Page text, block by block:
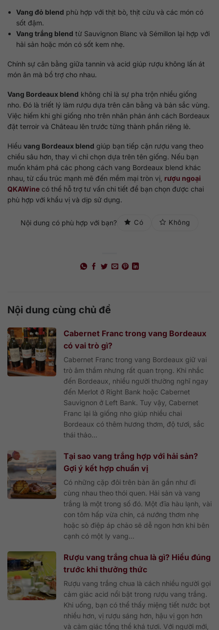
Vang đỏ blend phù hợp với thịt bò, thịt cừu và các món có
sốt đậm.
Vang trắng blend từ Sauvignon Blanc và Sémillon lại hợp với
hải sản hoặc món có sốt kem nhẹ.
Chính sự cân bằng giữa tannin và acid giúp rượu không lấn át
món ăn mà bổ trợ cho nhau.
Vang Bordeaux blend không chỉ là sự pha trộn nhiều giống
nho. Đó là triết lý làm rượu dựa trên cân bằng và bản sắc vùng.
Việc hiếm khi ghi giống nho trên nhãn phản ánh cách Bordeaux
đặt terroir và Château lên trước từng thành phần riêng lẻ.
Hiểu vang Bordeaux blend giúp bạn tiếp cận rượu vang theo
chiều sâu hơn, thay vì chỉ chọn dựa trên tên giống. Nếu bạn
muốn khám phá các phong cách vang Bordeaux blend khác
nhau, từ cấu trúc mạnh mẽ đến mềm mại tròn vị, rượu ngoại
QKAWine có thể hỗ trợ tư vấn chi tiết để bạn chọn được chai
phù hợp với khẩu vị và dịp sử dụng.
Nội dung có phù hợp với bạn? Có Không
Nội dung cùng chủ đề
Cabernet Franc trong vang Bordeaux
có vai trò gì?
Cabernet Franc trong vang Bordeaux giữ vai
trò âm thầm nhưng rất quan trọng. Khi nhắc
đến Bordeaux, nhiều người thường nghĩ ngay
đến Merlot ở Right Bank hoặc Cabernet
Sauvignon ở Left Bank. Tuy vậy, Cabernet
Franc lại là giống nho giúp nhiều chai
Bordeaux có thêm hương thơm, độ tươi, sắc
thái thảo...
Tại sao vang trắng hợp với hải sản?
Gợi ý kết hợp chuẩn vị
Có những cặp đôi trên bàn ăn gần như đi
cùng nhau theo thói quen. Hải sản và vang
trắng là một trong số đó. Một đĩa hàu lạnh, vài
con tôm hấp vừa chín, cá nướng thơm nhẹ
hoặc sò điệp áp chảo sẽ dễ ngon hơn khi bên
cạnh có một ly vang...
Rượu vang trắng chua là gì? Hiểu đúng
trước khi thưởng thức
Rượu vang trắng chua là cách nhiều người gọi
cảm giác acid nổi bật trong rượu vang trắng.
Khi uống, bạn có thể thấy miệng tiết nước bọt
nhiều hơn, vị rượu sáng hơn, hậu vị gọn hơn
và cảm giác tổng thể khá tươi. Với người mới,